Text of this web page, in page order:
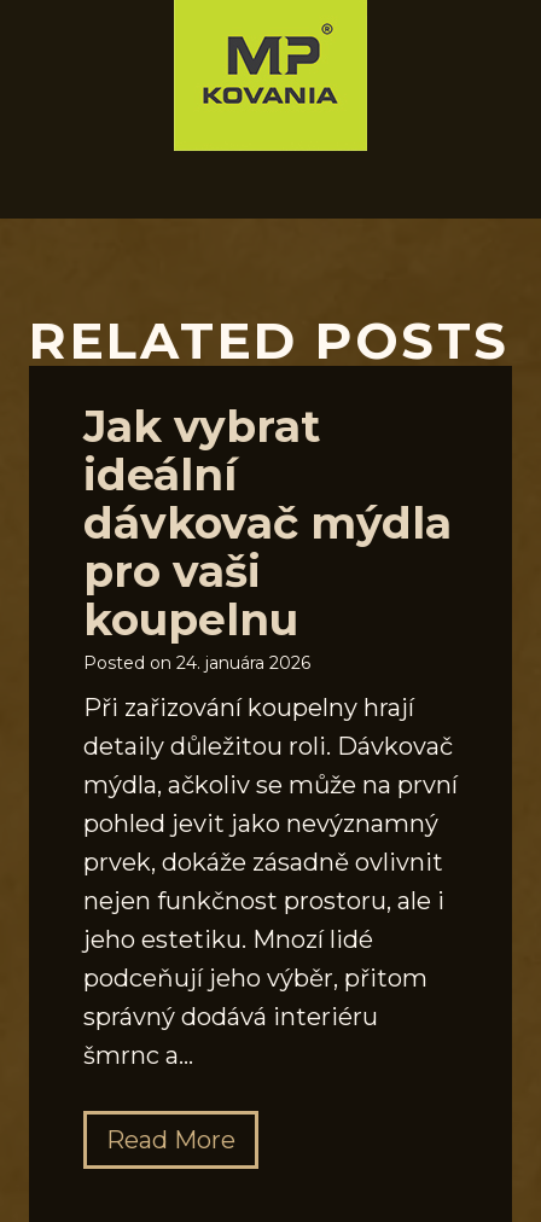
RELATED POSTS
Jak vybrat
ideální
dávkovač mýdla
pro vaši
koupelnu
Posted on 24. januára 2026
Při zařizování koupelny hrají
detaily důležitou roli. Dávkovač
mýdla, ačkoliv se může na první
pohled jevit jako nevýznamný
prvek, dokáže zásadně ovlivnit
nejen funkčnost prostoru, ale i
jeho estetiku. Mnozí lidé
podceňují jeho výběr, přitom
správný dodává interiéru
šmrnc a…
Read More
a
k